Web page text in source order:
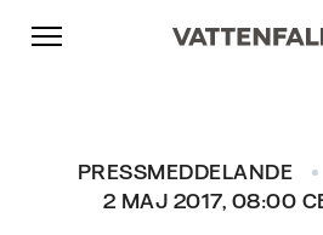
Skip to content
Gå till huvudnavigeringen
Gå till sidfoten
PRESSMEDDELANDE
2 MAJ 2017, 08:00
Gå till huvudnavigeringen